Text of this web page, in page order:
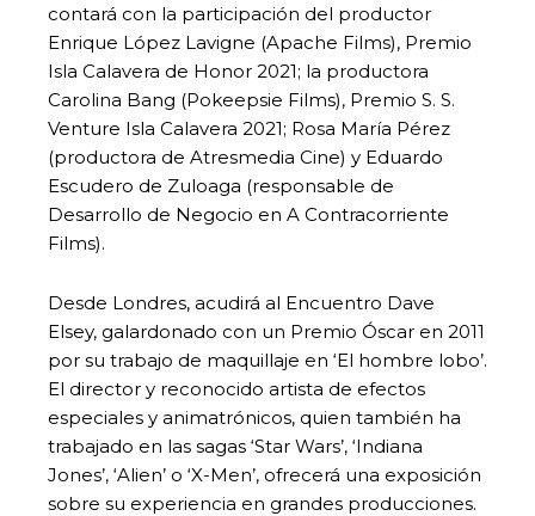
contará con la participación del productor
Enrique López Lavigne (Apache Films), Premio
Isla Calavera de Honor 2021; la productora
Carolina Bang (Pokeepsie Films), Premio S. S.
Venture Isla Calavera 2021; Rosa María Pérez
(productora de Atresmedia Cine) y Eduardo
Escudero de Zuloaga (responsable de
Desarrollo de Negocio en A Contracorriente
Films).
Desde Londres, acudirá al Encuentro Dave
Elsey, galardonado con un Premio Óscar en 2011
por su trabajo de maquillaje en ‘El hombre lobo’.
El director y reconocido artista de efectos
especiales y animatrónicos, quien también ha
trabajado en las sagas ‘Star Wars’, ‘Indiana
Jones’, ‘Alien’ o ‘X-Men’, ofrecerá una exposición
sobre su experiencia en grandes producciones.